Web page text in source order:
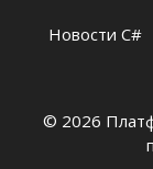
Новости C#
© 2026